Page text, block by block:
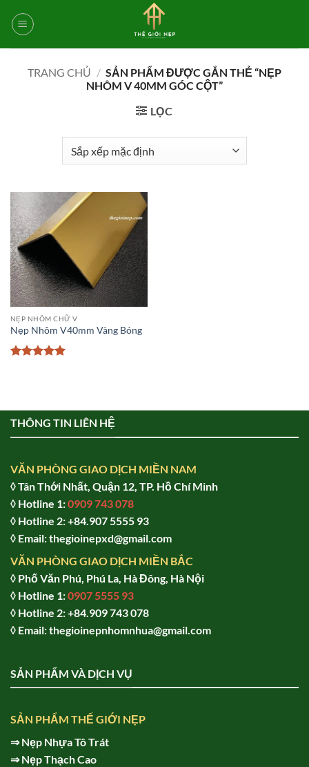
qua
TRANG CHỦ / SẢN PHẨM ĐƯỢC GẮN THẺ “NẸP
NHÔM V 40MM GÓC CỘT”
LỌC
NẸP NHÔM CHỮ V
Nẹp Nhôm V40mm Vàng Bóng
THÔNG TIN LIÊN HỆ
VĂN PHÒNG GIAO DỊCH MIỀN NAM
◊ Tân Thới Nhất, Quận 12, TP. Hồ Chí Minh
◊ Hotline 1:0909 743 078
◊ Hotline 2: +84.907 5555 93
◊ Email: thegioinepxd@gmail.com
VĂN PHÒNG GIAO DỊCH MIỀN BẮC
◊ Phố Văn Phú, Phú La, Hà Đông, Hà Nội
◊ Hotline 1:0907 5555 93
◊ Hotline 2:+84.909 743 078
◊ Email: thegioinepnhomnhua@gmail.com
SẢN PHẨM VÀ DỊCH VỤ
SẢN PHẨM THẾ GIỚI NẸP
⇒Nẹp Nhựa Tô Trát
⇒Nẹp Thạch Cao